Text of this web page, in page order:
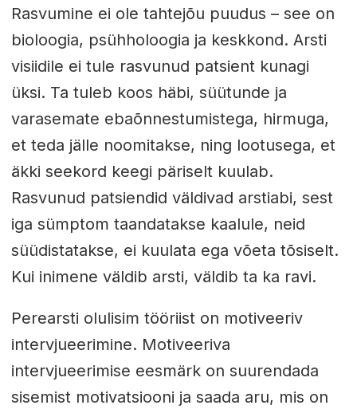
Rasvumine ei ole tahtejõu puudus – see on
bioloogia, psühholoogia ja keskkond. Arsti
visiidile ei tule rasvunud patsient kunagi
üksi. Ta tuleb koos häbi, süütunde ja
varasemate ebaõnnestumistega, hirmuga,
et teda jälle noomitakse, ning lootusega, et
äkki seekord keegi päriselt kuulab.
Rasvunud patsiendid väldivad arstiabi, sest
iga sümptom taandatakse kaalule, neid
süüdistatakse, ei kuulata ega võeta tõsiselt.
Kui inimene väldib arsti, väldib ta ka ravi.
Perearsti olulisim tööriist on motiveeriv
intervjueerimine. Motiveeriva
intervjueerimise eesmärk on suurendada
sisemist motivatsiooni ja saada aru, mis on